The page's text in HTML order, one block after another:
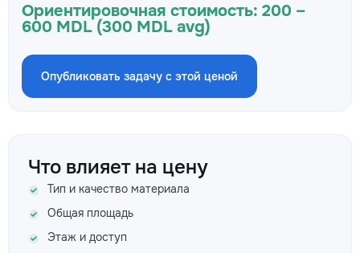
Ориентировочная стоимость: 200 –
600 MDL (300 MDL avg)
Опубликовать задачу с этой ценой
Что влияет на цену
Тип и качество материала
Общая площадь
Этаж и доступ